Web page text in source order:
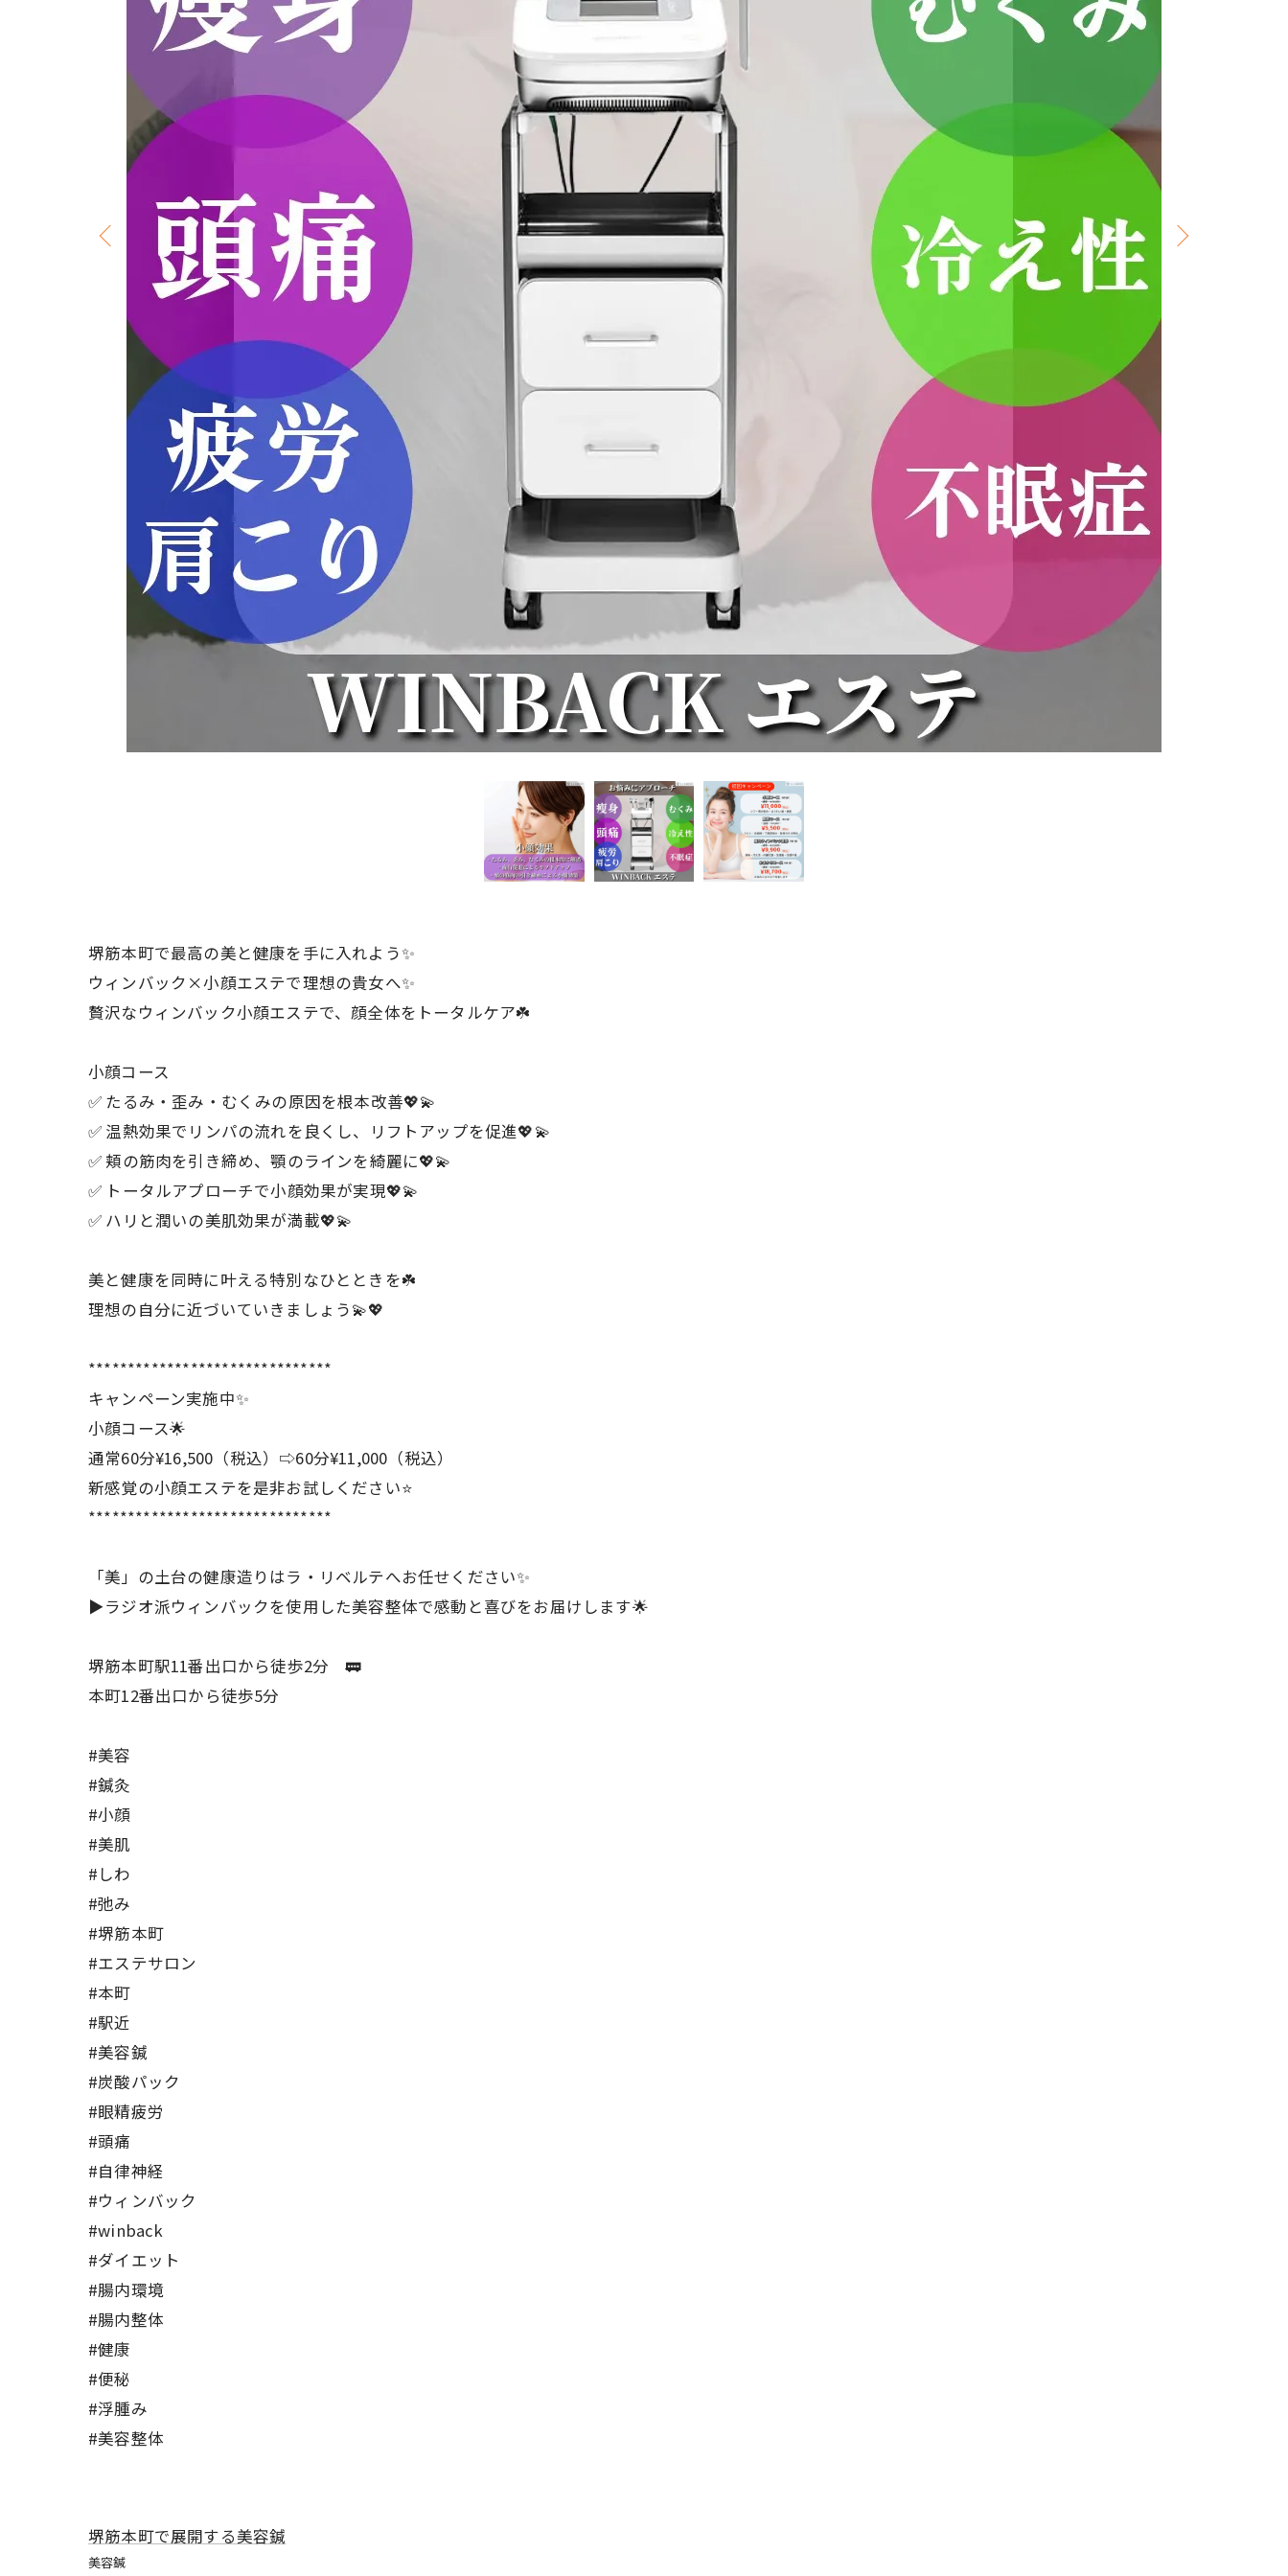
堺筋本町で最高の美と健康を手に入れよう✨
ウィンバック×小顔エステで理想の貴女へ✨
贅沢なウィンバック小顔エステで、顔全体をトータルケア☘️
小顔コース
✅ たるみ・歪み・むくみの原因を根本改善💖💫
✅ 温熱効果でリンパの流れを良くし、リフトアップを促進💖💫
✅ 頬の筋肉を引き締め、顎のラインを綺麗に💖💫
✅ トータルアプローチで小顔効果が実現💖💫
✅ ハリと潤いの美肌効果が満載💖💫
美と健康を同時に叶える特別なひとときを☘️
理想の自分に近づいていきましょう💫💖
*******************************
キャンペーン実施中✨
小顔コース🌟
通常60分¥16,500（税込）⇨60分¥11,000（税込）
新感覚の小顔エステを是非お試しください⭐️
*******************************
「美」の土台の健康造りはラ・リベルテへお任せください✨
▶︎ラジオ派ウィンバックを使用した美容整体で感動と喜びをお届けします🌟
堺筋本町駅11番出口から徒歩2分 🚃
本町12番出口から徒歩5分
#美容
#鍼灸
#小顔
#美肌
#しわ
#弛み
#堺筋本町
#エステサロン
#本町
#駅近
#美容鍼
#炭酸パック
#眼精疲労
#頭痛
#自律神経
#ウィンバック
#winback
#ダイエット
#腸内環境
#腸内整体
#健康
#便秘
#浮腫み
#美容整体
堺筋本町で展開する美容鍼
美容鍼